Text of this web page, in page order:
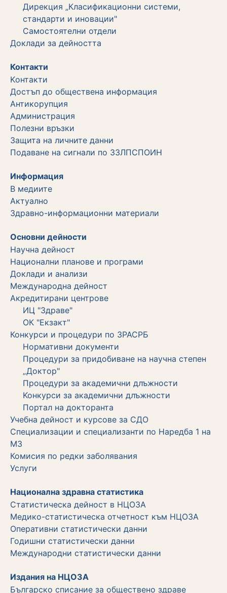
Дирекция „Класификационни системи,
стандарти и иновации"
Самостоятелни отдели
Дoклади за дейността
Контакти
Kонтакти
Достъп до обществена информация
Aнтикорупция
Администрация
Полезни връзки
Защита на личните данни
Подаване на сигнали по ЗЗЛПСПОИН
Информация
В медиите
Актуално
Здравно-информационни материали
Основни дейности
Научна дейност
Национални планове и програми
Доклади и анализи
Международна дейност
Акредитирани центрове
ИЦ "Здраве"
ОК "Екзакт"
Конкурси и процедури по ЗРАСРБ
Нормативни документи
Процедури за придобиване на научна степен
„Доктор"
Процедури за академични длъжности
Koнкурси за академични длъжности
Портал на докторанта
Учебна дейност и курсове за СДО
Специализации и специализанти по Наредба 1 на
МЗ
Комисия по редки заболявания
Услуги
Национална здравна статистика
Статистическа дейност в НЦОЗА
Медико-статистическа отчетност към НЦОЗА
Оперативни статистически данни
Годишни статистически данни
Международни статистически данни
Издания на НЦОЗА
Българско списание за обществено здраве